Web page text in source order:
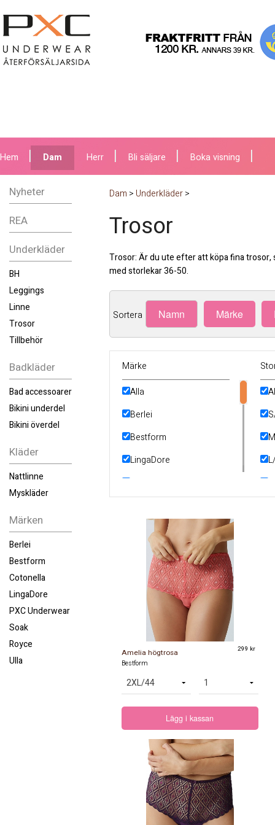
Hem Dam Herr Bli säljare Boka visning
Nyheter
REA
Underkläder
BH
Leggings
Linne
Trosor
Tillbehör
Badkläder
Bad accessoarer
Bikini underdel
Bikini överdel
Kläder
Nattlinne
Myskläder
Märken
Berlei
Bestform
Cotonella
LingaDore
PXC Underwear
Soak
Royce
Ulla
Dam > Underkläder>
Trosor
Trosor: Är du ute efter att köpa fina
med storlekar 36-50.
Sortera Namn Märke
Märke
Alla
Berlei
Bestform
LingaDore
Amelia högtrosa 299 kr
Bestform
Lägg i kassan